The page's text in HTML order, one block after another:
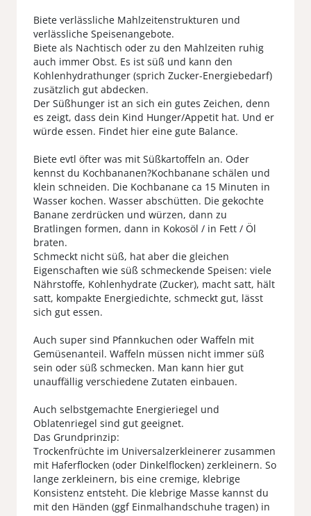
Biete verlässliche Mahlzeitenstrukturen und
verlässliche Speisenangebote.
Biete als Nachtisch oder zu den Mahlzeiten ruhig
auch immer Obst. Es ist süß und kann den
Kohlenhydrathunger (sprich Zucker-Energiebedarf)
zusätzlich gut abdecken.
Der Süßhunger ist an sich ein gutes Zeichen, denn
es zeigt, dass dein Kind Hunger/Appetit hat. Und er
würde essen. Findet hier eine gute Balance.
Biete evtl öfter was mit Süßkartoffeln an. Oder
kennst du Kochbananen?Kochbanane schälen und
klein schneiden. Die Kochbanane ca 15 Minuten in
Wasser kochen. Wasser abschütten. Die gekochte
Banane zerdrücken und würzen, dann zu
Bratlingen formen, dann in Kokosöl / in Fett / Öl
braten.
Schmeckt nicht süß, hat aber die gleichen
Eigenschaften wie süß schmeckende Speisen: viele
Nährstoffe, Kohlenhydrate (Zucker), macht satt, hält
satt, kompakte Energiedichte, schmeckt gut, lässt
sich gut essen.
Auch super sind Pfannkuchen oder Waffeln mit
Gemüsenanteil. Waffeln müssen nicht immer süß
sein oder süß schmecken. Man kann hier gut
unauffällig verschiedene Zutaten einbauen.
Auch selbstgemachte Energieriegel und
Oblatenriegel sind gut geeignet.
Das Grundprinzip:
Trockenfrüchte im Universalzerkleinerer zusammen
mit Haferflocken (oder Dinkelflocken) zerkleinern. So
lange zerkleinern, bis eine cremige, klebrige
Konsistenz entsteht. Die klebrige Masse kannst du
mit den Händen (ggf Einmalhandschuhe tragen) in